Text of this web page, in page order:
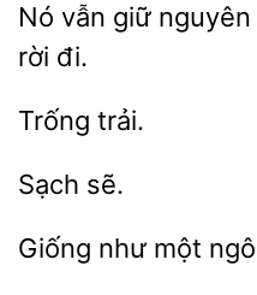
giữ
rời đi.
Giống như một